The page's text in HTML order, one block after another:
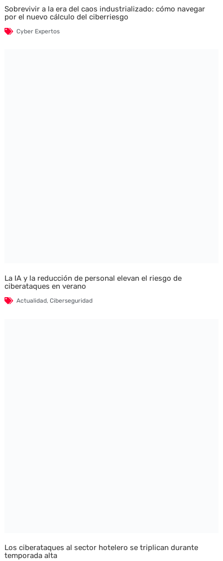
Sobrevivir a la era del caos industrializado: cómo navegar
por el nuevo cálculo del ciberriesgo
Cyber Expertos
La IA y la reducción de personal elevan el riesgo de
ciberataques en verano
Actualidad, Ciberseguridad
Los ciberataques al sector hotelero se triplican durante
temporada alta